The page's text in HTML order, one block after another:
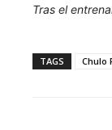
Tras el
TAGS Chulo